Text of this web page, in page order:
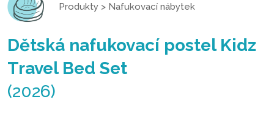
Produkty > Nafukovací nábytek
Dětská nafukovací postel Kidz
Travel Bed Set
(2026)